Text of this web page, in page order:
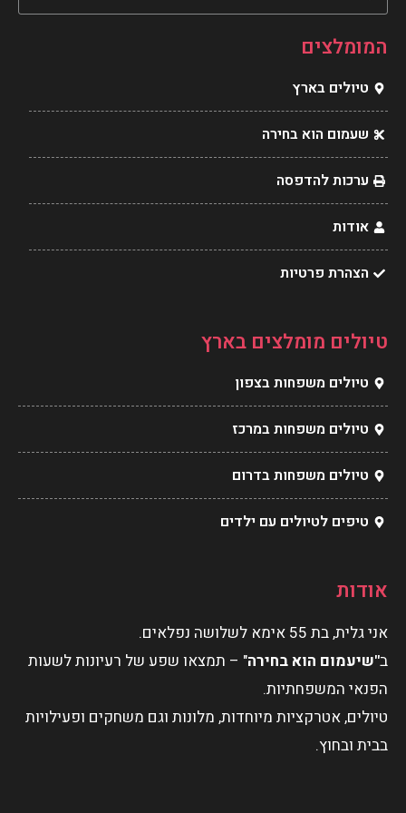
b
o
o
k
r
a
m
e
t
p
המומלצים
טיולים בארץ
שעמום הוא בחירה
ערכות להדפסה
אודות
הצהרת פרטיות
טיולים מומלצים בארץ
טיולים משפחות בצפון
טיולים משפחות במרכז
טיולים משפחות בדרום
טיפים לטיולים עם ילדים
אודות
אני גלית, בת 55 אימא לשלושה נפלאים.
ב"שיעמום הוא בחירה" – תמצאו שפע של רעיונות לשעות
הפנאי המשפחתיות.
טיולים, אטרקציות מיוחדות, מלונות וגם משחקים ופעילויות
בבית ובחוץ.